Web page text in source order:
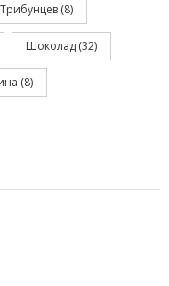
(8)
Шоколад (32)
(8)